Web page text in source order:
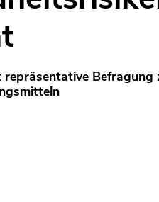
Befragung